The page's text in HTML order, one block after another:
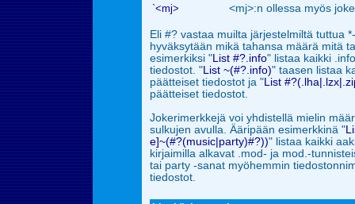
`<mj>
<mj>:n ollessa myös
Eli #? vastaa muilta järjestelmiltä tuttua
hyväksytään mikä tahansa määrä mitä
esimerkiksi "List #?.info" listaa kaikki
tiedostot. "List ~(#?.info)" taasen listaa
päätteiset tiedostot ja "List
päätteiset tiedostot.
Jokerimerkkejä voi yhdistellä mielin
sulkujen avulla. Ääripään esimerkkinä "
e]~(#?(music|party)#?))" listaa kaikki
kirjaimilla alkavat .mod- ja mod.-
tai party -sanat myöhemmin
tiedostot.